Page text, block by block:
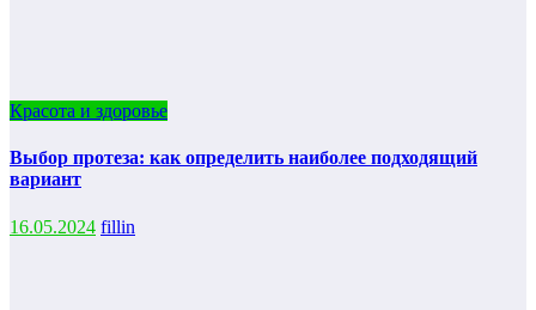
Красота и здоровье
Выбор протеза: как определить наиболее подходящий
вариант
16.05.2024 fillin